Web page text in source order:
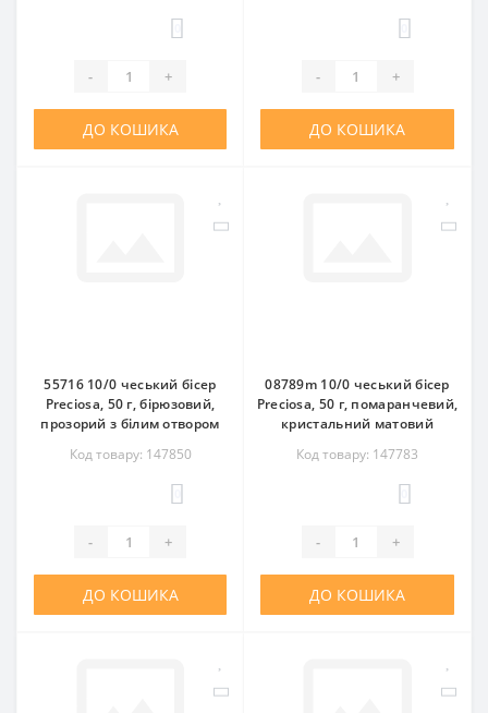
- +
ДО КОШИКА
- +
ДО КОШИКА
55716 10/0 чеський бісер
Preciosa, 50 г, бірюзовий,
прозорий з білим отвором
Код товару: 147850
- +
ДО КОШИКА
08789m 10/0 чеський бісер
Preciosa, 50 г, помаранчевий,
кристальний матовий
Код товару: 147783
- +
ДО КОШИКА